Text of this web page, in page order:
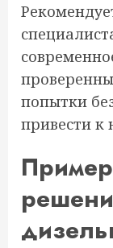
попытки
привести к